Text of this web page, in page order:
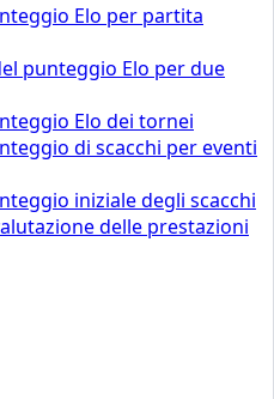
Elo per partita
punteggio Elo per due
Elo dei tornei
di scacchi per eventi
iniziale degli scacchi
delle prestazioni